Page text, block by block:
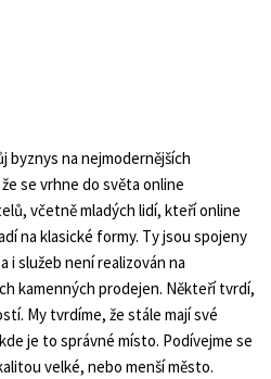
byznys na nejmodernějších
se vrhne do světa online
včetně mladých lidí, kteří online
na klasické formy. Ty jsou spojeny
i služeb není realizován na
kamenných prodejen. Někteří tvrdí,
My tvrdíme, že stále mají své
je to správné místo. Podívejme se
velké, nebo menší město.